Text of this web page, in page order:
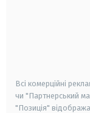
Всі комерційні
чи "Партнерський
"Позиція"